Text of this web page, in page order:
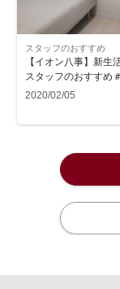
スタッフのおすすめ
【イオン八事】新生
スタッフのおすすめ
2020/02/05